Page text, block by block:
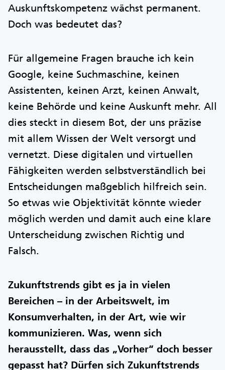
Auskunftskompetenz wächst permanent.
Doch was bedeutet das?
Für allgemeine Fragen brauche ich kein
Google, keine Suchmaschine, keinen
Assistenten, keinen Arzt, keinen Anwalt,
keine Behörde und keine Auskunft mehr. All
dies steckt in diesem Bot, der uns präzise
mit allem Wissen der Welt versorgt und
vernetzt. Diese digitalen und virtuellen
Fähigkeiten werden selbstverständlich bei
Entscheidungen maßgeblich hilfreich sein.
So etwas wie Objektivität könnte wieder
möglich werden und damit auch eine klare
Unterscheidung zwischen Richtig und
Falsch.
Zukunftstrends gibt es ja in vielen
Bereichen – in der Arbeitswelt, im
Konsumverhalten, in der Art, wie wir
kommunizieren. Was, wenn sich
herausstellt, dass das „Vorher“ doch besser
gepasst hat? Dürfen sich Zukunftstrends